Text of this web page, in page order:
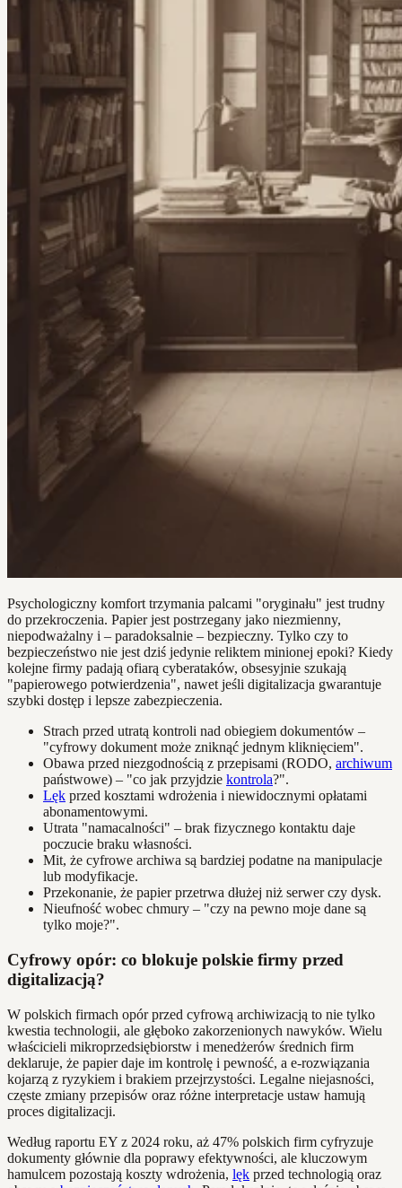
Psychologiczny komfort trzymania palcami "oryginału" jest trudny
do przekroczenia. Papier jest postrzegany jako niezmienny,
niepodważalny i – paradoksalnie – bezpieczny. Tylko czy to
bezpieczeństwo nie jest dziś jedynie reliktem minionej epoki? Kiedy
kolejne firmy padają ofiarą cyberataków, obsesyjnie szukają
"papierowego potwierdzenia", nawet jeśli digitalizacja gwarantuje
szybki dostęp i lepsze zabezpieczenia.
Strach przed utratą kontroli nad obiegiem dokumentów –
"cyfrowy dokument może zniknąć jednym kliknięciem".
Obawa przed niezgodnością z przepisami (RODO, archiwum
państwowe) – "co jak przyjdzie kontrola?".
Lęk przed kosztami wdrożenia i niewidocznymi opłatami
abonamentowymi.
Utrata "namacalności" – brak fizycznego kontaktu daje
poczucie braku własności.
Mit, że cyfrowe archiwa są bardziej podatne na manipulacje
lub modyfikacje.
Przekonanie, że papier przetrwa dłużej niż serwer czy dysk.
Nieufność wobec chmury – "czy na pewno moje dane są
tylko moje?".
Cyfrowy opór: co blokuje polskie firmy przed
digitalizacją?
W polskich firmach opór przed cyfrową archiwizacją to nie tylko
kwestia technologii, ale głęboko zakorzenionych nawyków. Wielu
właścicieli mikroprzedsiębiorstw i menedżerów średnich firm
deklaruje, że papier daje im kontrolę i pewność, a e-rozwiązania
kojarzą z ryzykiem i brakiem przejrzystości. Legalne niejasności,
częste zmiany przepisów oraz różne interpretacje ustaw hamują
proces digitalizacji.
Według raportu EY z 2024 roku, aż 47% polskich firm cyfryzuje
dokumenty głównie dla poprawy efektywności, ale kluczowym
hamulcem pozostają koszty wdrożenia, lęk przed technologią oraz